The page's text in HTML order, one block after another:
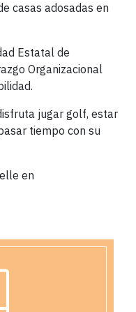
casas adosadas en
Estatal de
Organizacional
jugar golf, estar
tiempo con su
en